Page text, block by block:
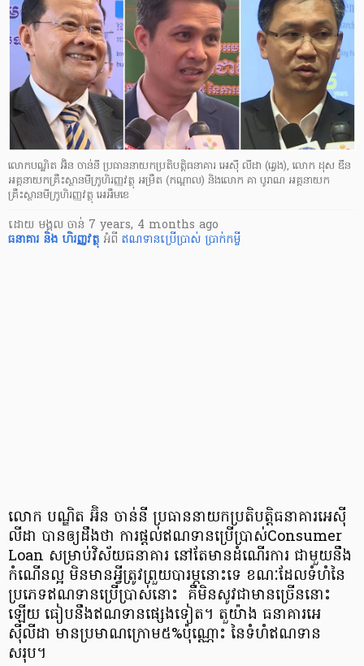
លោកបណ្ឌិត អ៊ិន ចាន់នី ប្រធាន​នាយក​ប្រតិបត្តិ​ធនាគារ អេស៊ី លីដា (ឆ្វេង), លោក ដុស ឌីន
អគ្គនាយក​គ្រឹះស្ថាន​មីក្រូហិរញ្ញ​វត្ថុ អម្រឹត (កណ្ដាល) និងលោក គា បូរាណ អគ្គនាយក​
គ្រឹះស្ថាន​មីក្រូ​ហិរញ្ញវត្ថុ អេអឹមខេ
ដោយ មង្គល ចាន់ 7 years, 4 months ago
ធនាគារ និង ហិរញ្ញវត្ថុ អំពី ឥណទាន​ប្រើប្រាស់ ប្រាក់កម្ចី
លោក បណ្ឌិត អ៊ិន ចាន់នី ប្រធាននាយក​ប្រតិបត្តិ​ធនាគារ​អេស៊ី​
លីដា បានឲ្យដឹងថា ការផ្ដល់​ឥណទាន​ប្រើប្រាស់​Consumer
Loan សម្រាប់​វិស័យធនាគារ នៅតែ​មានដំណើរ​ការ ជាមួយនឹង​
កំណើន​ល្អ មិនមានអ្វី​ត្រូវ​ព្រួយបារម្ភនោះទេ ខណៈដែល​ទំហំនៃ
ប្រភេទឥណទាន​ប្រើប្រាស់នោះ គឺមិនសូវជាមាន​ច្រើននោះ
ឡើយ ធៀបនឹង​ឥណទាន​ផ្សេងទៀត។ តួយ៉ាង ធនាគារ​អេ
ស៊ីលីដា មានប្រមាណ​ក្រោម​៥%​ប៉ុណ្ណោះ នៃទំហំឥណទាន​
សរុប។